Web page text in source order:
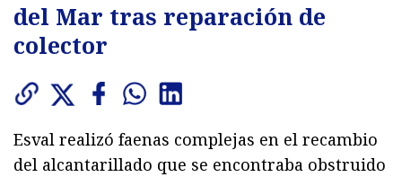
del Mar tras reparación de
colector
Esval realizó faenas complejas en el recambio
del alcantarillado que se encontraba obstruido